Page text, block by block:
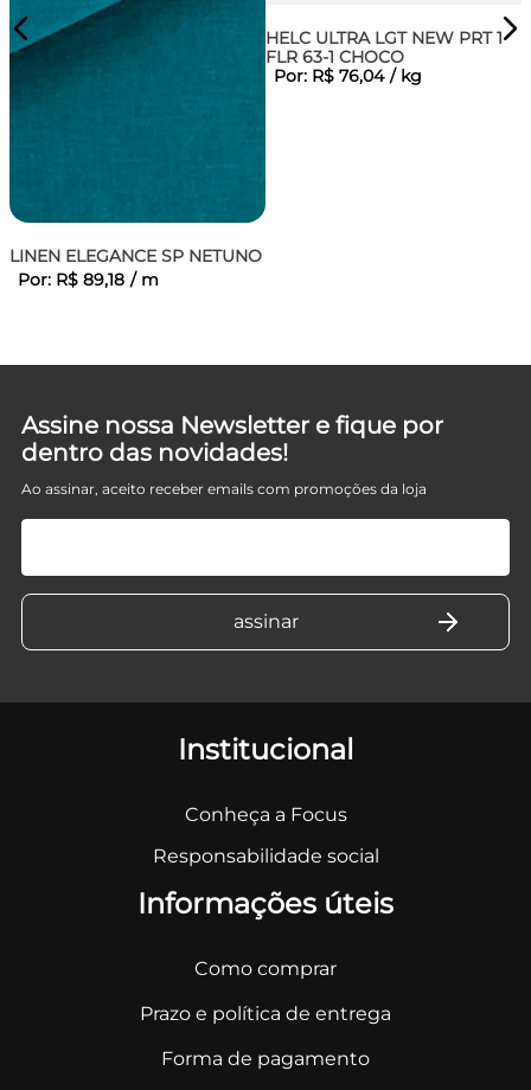
LINEN ELEGANCE SP NETUNO
Por: R$ 89,18 / m
HELC ULTRA LGT NEW PRT 1
FLR 63-1 CHOCO
Por: R$ 76,04 / kg
Assine nossa Newsletter e fique por
dentro das novidades!
Ao assinar, aceito receber emails com promoções da loja
Institucional
Conheça a Focus
Responsabilidade social
Informações úteis
Como comprar
Prazo e política de entrega
Forma de pagamento